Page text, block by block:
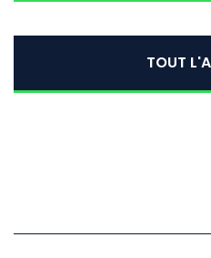
TOUT